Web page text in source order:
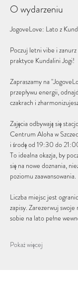
O wydarzeniu
JogoveLove: Lato z
Poczuj letni vibe i
praktyce Kundalini Jogi!
Zapraszamy na
przepływu energii,
czakrach i
Zajęcia odbywają się
Centrum Aloha w
i środę od 19:30 do
To idealna okazja, by
się na nowe doznania,
poziomu zaawansowania.
Liczba miejsc jest
zapisy. Zarezerwuj swoje
sobie na lato pełne
Pokaż więcej